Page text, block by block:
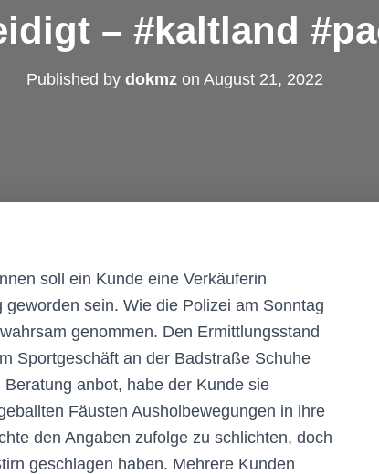
– #kaltland
Published by dokmzon August 21, 2022
soll ein Kunde eine Verkäuferin
sein. Wie die Polizei am Sonntag
genommen. Den Ermittlungsstand
Sportgeschäft an der Badstraße Schuhe
anbot, habe der Kunde sie
Fäusten Ausholbewegungen in ihre
den Angaben zufolge zu schlichten, doch
geschlagen haben. Mehrere Kunden